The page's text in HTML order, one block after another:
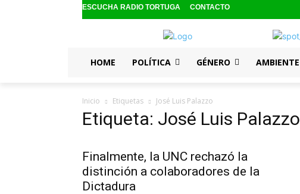
ESCUCHA RADIO TORTUGA CONTACTO
HOME POLÍTICA GÉNERO AMBIENTE
Inicio Etiquetas José Luis Palazzo
Etiqueta: José Luis Palazzo
Finalmente, la UNC rechazó la
distinción a colaboradores de la
Dictadura